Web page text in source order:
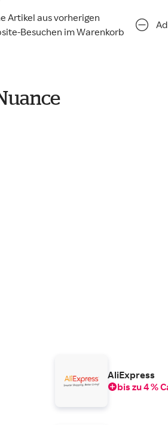
Artikel aus vorherigen
Besuchen im Warenkorb
AliExpress
bis zu 4 %